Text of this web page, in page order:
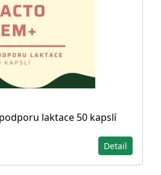
laktace 50 kapslí
Detail